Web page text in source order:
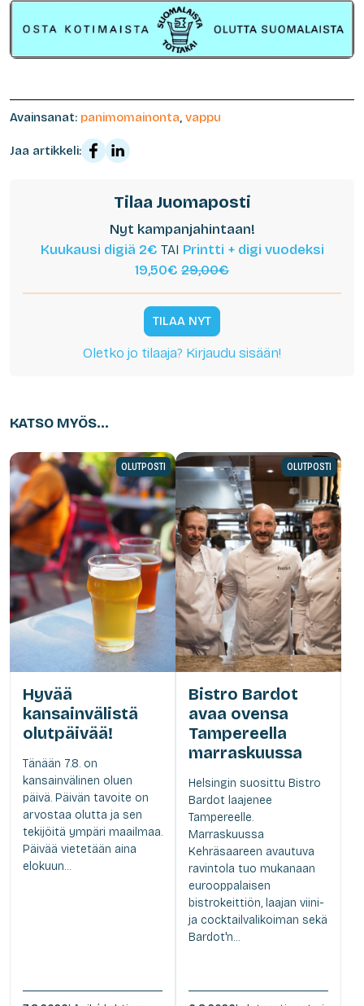
Avainsanat: panimomainonta, vappu
Jaa artikkeli:
Tilaa Juomaposti
Nyt kampanjahintaan!
Kuukausi digiä 2€ TAI Printti + digi vuodeksi
19,50€ 29,00€
TILAA NYT
Oletko jo tilaaja? Kirjaudu sisään!
KATSO MYÖS...
OLUTPOSTI
Hyvää
kansainvälistä
olutpäivää!
Tänään 7.8. on
kansainvälinen oluen
päivä. Päivän tavoite on
arvostaa olutta ja sen
tekijöitä ympäri maailmaa.
Päivää vietetään aina
elokuun...
OLUTPOSTI
Bistro Bardot
avaa ovensa
Tampereella
marraskuussa
Helsingin suosittu Bistro
Bardot laajenee
Tampereelle.
Marraskuussa
Kehräsaareen avautuva
ravintola tuo mukanaan
eurooppalaisen
bistrokeittiön, laajan viini-
ja cocktailvalikoiman sekä
Bardot'n...